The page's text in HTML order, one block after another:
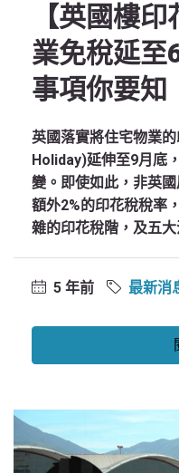
【英國樓
業免稅延至
事項你要知
英國落實將住宅物業
Holiday)延伸至9月底
變。即使如此，非英
額外2%的印花稅稅率
雜的印花稅階，及五大
5 年前 最新消